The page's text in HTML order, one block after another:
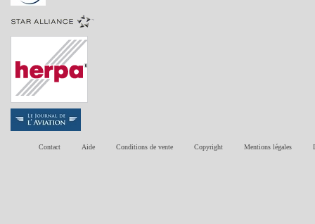
Contact Aide Conditions de vente Copyright Mentions légales